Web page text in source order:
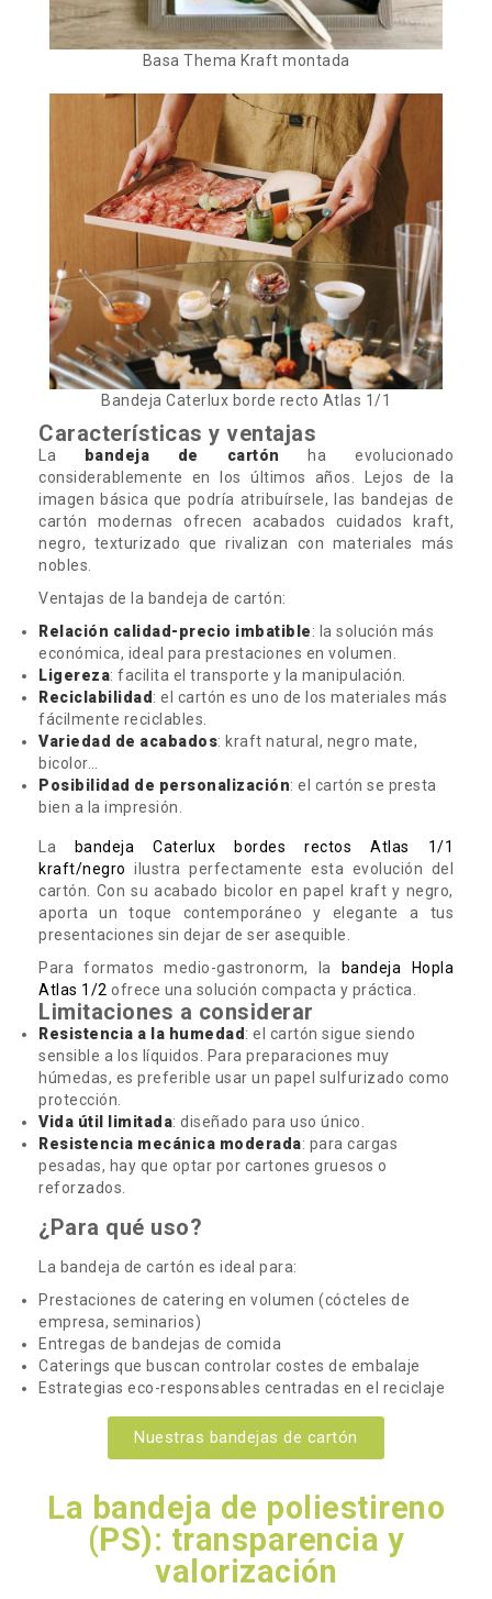
Basa Thema Kraft montada
Bandeja Caterlux borde recto Atlas 1/1
Características y ventajas
La bandeja de cartón
ha evolucionado
considerablemente en los últimos años. Lejos de la
imagen básica que podría atribuírsele, las bandejas de
cartón modernas ofrecen acabados cuidados kraft,
negro, texturizado que rivalizan con materiales más
nobles.
Ventajas de la bandeja de cartón:
Relación calidad-precio imbatible: la solución más
económica, ideal para prestaciones en volumen.
Ligereza: facilita el transporte y la manipulación.
Reciclabilidad : el cartón es uno de los materiales más
fácilmente reciclables.
Variedad de acabados: kraft natural, negro mate,
bicolor…
Posibilidad de personalización: el cartón se presta
bien a la impresión.
La
bandeja Caterlux bordes rectos Atlas 1/1
kraft/negro ilustra perfectamente esta evolución del
cartón. Con su acabado bicolor en papel kraft y negro,
aporta un toque contemporáneo y elegante a tus
presentaciones sin dejar de ser asequible.
Para formatos medio-gastronorm, la
bandeja Hopla
Atlas 1/2 ofrece una solución compacta y práctica.
Limitaciones a considerar
Resistencia a la humedad : el cartón sigue siendo
sensible a los líquidos. Para preparaciones muy
húmedas, es preferible usar un papel sulfurizado como
protección.
Vida útil limitada: diseñado para uso único.
Resistencia mecánica moderada: para cargas
pesadas, hay que optar por cartones gruesos o
reforzados.
¿Para qué uso?
La bandeja de cartón es ideal para:
Prestaciones de catering en volumen (cócteles de
empresa, seminarios)
Entregas de bandejas de comida
Caterings que buscan controlar costes de embalaje
Estrategias eco-responsables centradas en el reciclaje
Nuestras bandejas de cartón
La bandeja de poliestireno
(PS): transparencia y
valorización